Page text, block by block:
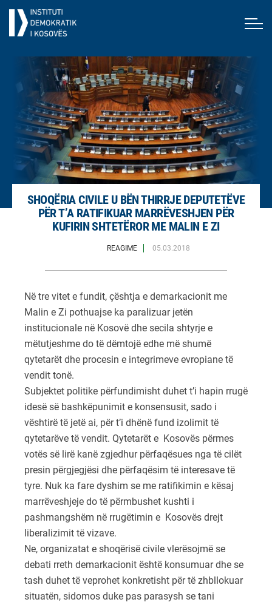
SHOQËRIA CIVILE U BËN THIRRJE DEPUTETËVE
PËR T’A RATIFIKUAR MARRËVESHJEN PËR
KUFIRIN SHTETËROR ME MALIN E ZI
REAGIME 05.03.2018
Në tre vitet e fundit, çështja e demarkacionit me
Malin e Zi pothuajse ka paralizuar jetën
institucionale në Kosovë dhe secila shtyrje e
mëtutjeshme do të dëmtojë edhe më shumë
qytetarët dhe procesin e integrimeve evropiane të
vendit tonë.
Subjektet politike përfundimisht duhet t’i hapin rrugë
idesë së bashkëpunimit e konsensusit, sado i
vështirë të jetë ai, për t’i dhënë fund izolimit të
qytetarëve të vendit. Qytetarët e Kosovës përmes
votës së lirë kanë zgjedhur përfaqësues nga të cilët
presin përgjegjësi dhe përfaqësim të interesave të
tyre. Nuk ka fare dyshim se me ratifikimin e kësaj
marrëveshjeje do të përmbushet kushti i
pashmangshëm në rrugëtimin e Kosovës drejt
liberalizimit të vizave.
Ne, organizatat e shoqërisë civile vlerësojmë se
debati rreth demarkacionit është konsumuar dhe se
tash duhet të veprohet konkretisht për të zhbllokuar
situatën, sidomos duke pas parasysh se tani